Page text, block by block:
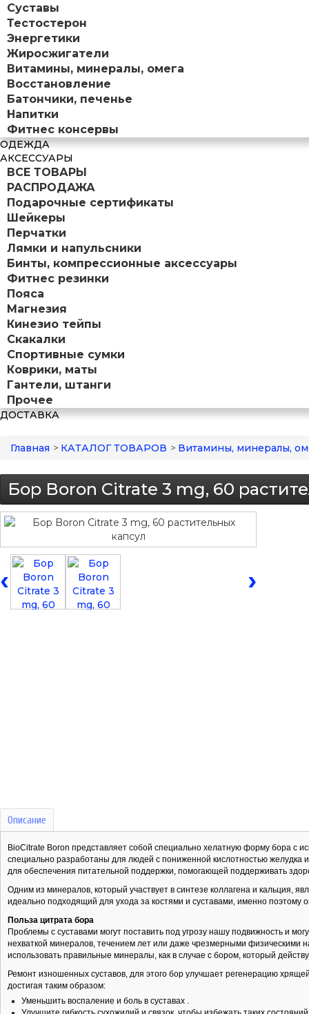
Суставы
Тестостерон
Энергетики
Жиросжигатели
Витамины, минералы, омега
Восстановление
Батончики, печенье
Напитки
Фитнес консервы
ОДЕЖДА
АКСЕССУАРЫ
ВСЕ ТОВАРЫ
РАСПРОДАЖА
Подарочные сертификаты
Шейкеры
Перчатки
Лямки и напульсники
Бинты, компрессионные аксессуары
Фитнес резинки
Пояса
Магнезия
Кинезио тейпы
Скакалки
Спортивные сумки
Коврики, маты
Гантели, штанги
Прочее
ДОСТАВКА
Главная > КАТАЛОГ ТОВАРОВ > Витамины, минералы,
Бор Boron Citrate 3 mg, 60
‹ ›
Описание
BioCitrate Boron представляет собой специально хелатную форму бора с
специально разработаны для людей с пониженной кислотностью
для обеспечения питательной поддержки, помогающей поддерживать
Одним из минералов, который участвует в синтезе коллагена и кальция,
идеально подходящий для ухода за костями и суставами, именно
Польза цитрата бора
Проблемы с суставами могут поставить под угрозу нашу подвижность и
нехваткой минералов, течением лет или даже чрезмерными физическими
использовать правильные минералы, как в случае с бором, который
Ремонт изношенных суставов, для этого бор улучшает регенерацию
достигая таким образом:
Уменьшить воспаление и боль в суставах .